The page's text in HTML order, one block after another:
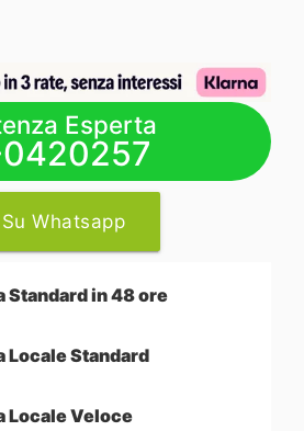
Esperta
Whatsapp
Standard in 48 ore
Locale Standard
Locale Veloce